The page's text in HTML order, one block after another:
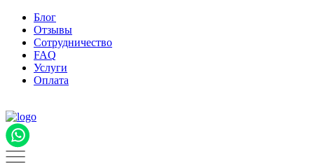
Блог
Отзывы
Сотрудничество
FAQ
Услуги
Оплата